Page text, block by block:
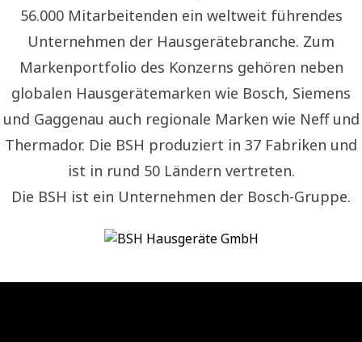
56.000 Mitarbeitenden ein weltweit führendes
Unternehmen der Hausgerätebranche. Zum
Markenportfolio des Konzerns gehören neben
globalen Hausgerätemarken wie Bosch, Siemens
und Gaggenau auch regionale Marken wie Neff und
Thermador. Die BSH produziert in 37 Fabriken und
ist in rund 50 Ländern vertreten.
Die BSH ist ein Unternehmen der Bosch-Gruppe.